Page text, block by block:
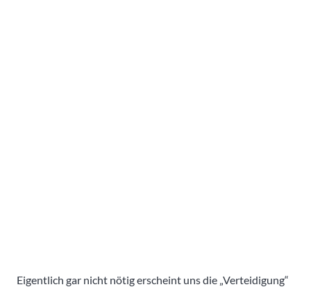
Eigentlich gar nicht nötig erscheint uns die „Verteidigung“